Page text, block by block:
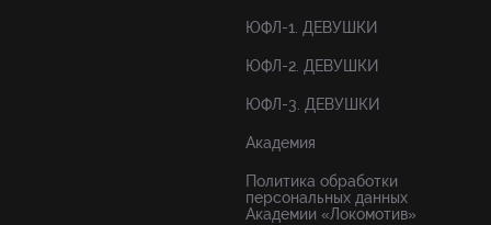
ЮФЛ-1. ДЕВУШКИ
ЮФЛ-2. ДЕВУШКИ
ЮФЛ-3. ДЕВУШКИ
Академия
Политика обработки
персональных данных
Академии «Локомотив»